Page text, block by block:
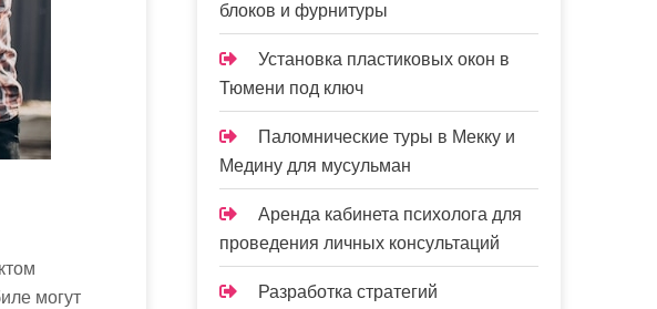
могут
блоков и фурнитуры
Установка пластиковых окон в
Тюмени под ключ
Паломнические туры в Мекку и
Медину для мусульман
Аренда кабинета психолога для
проведения личных консультаций
Разработка стратегий